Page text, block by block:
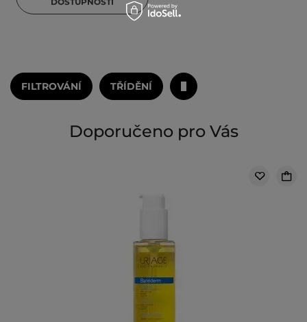
FILTROVÁNÍ TŘÍDĚNÍ
Doporučeno pro Vás